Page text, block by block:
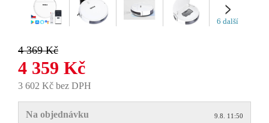
6 další
4 369 Kč
4 359 Kč
3 602 Kč bez DPH
Na objednávku
9.8. 11:50